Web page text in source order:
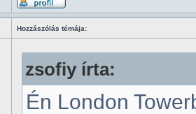
Hozzászólás témája:
zsofiy írta:
Én London